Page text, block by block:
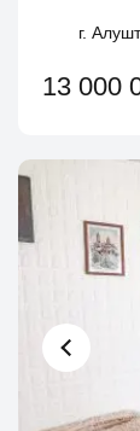
г.
13 000